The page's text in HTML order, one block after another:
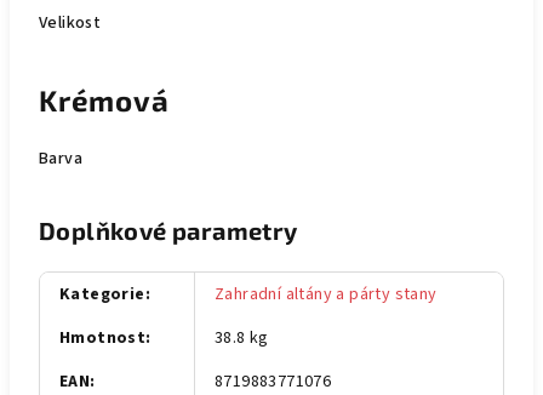
Velikost
Krémová
Barva
Doplňkové parametry
Kategorie:
Zahradní altány a párty stany
Hmotnost:
38.8 kg
EAN:
8719883771076